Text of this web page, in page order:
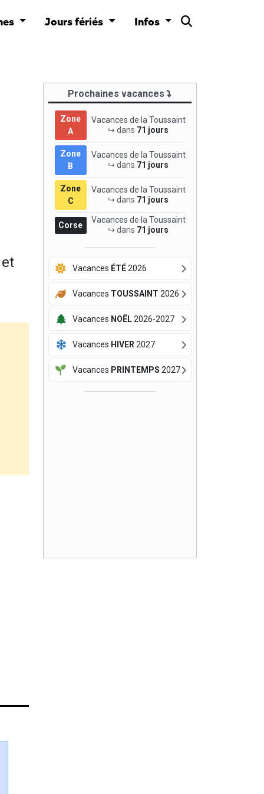
Jours fériés Infos
Prochaines vacances
Zone
A
Vacances de la Toussaint
↪ dans 71 jours
Zone
B
Vacances de la Toussaint
↪ dans 71 jours
Zone
C
Vacances de la Toussaint
↪ dans 71 jours
Corse
Vacances de la Toussaint
↪ dans 71 jours
Vacances ÉTÉ2026
Vacances TOUSSAINT 2026
Vacances NOËL2026-2027
Vacances HIVER 2027
Vacances PRINTEMPS 2027